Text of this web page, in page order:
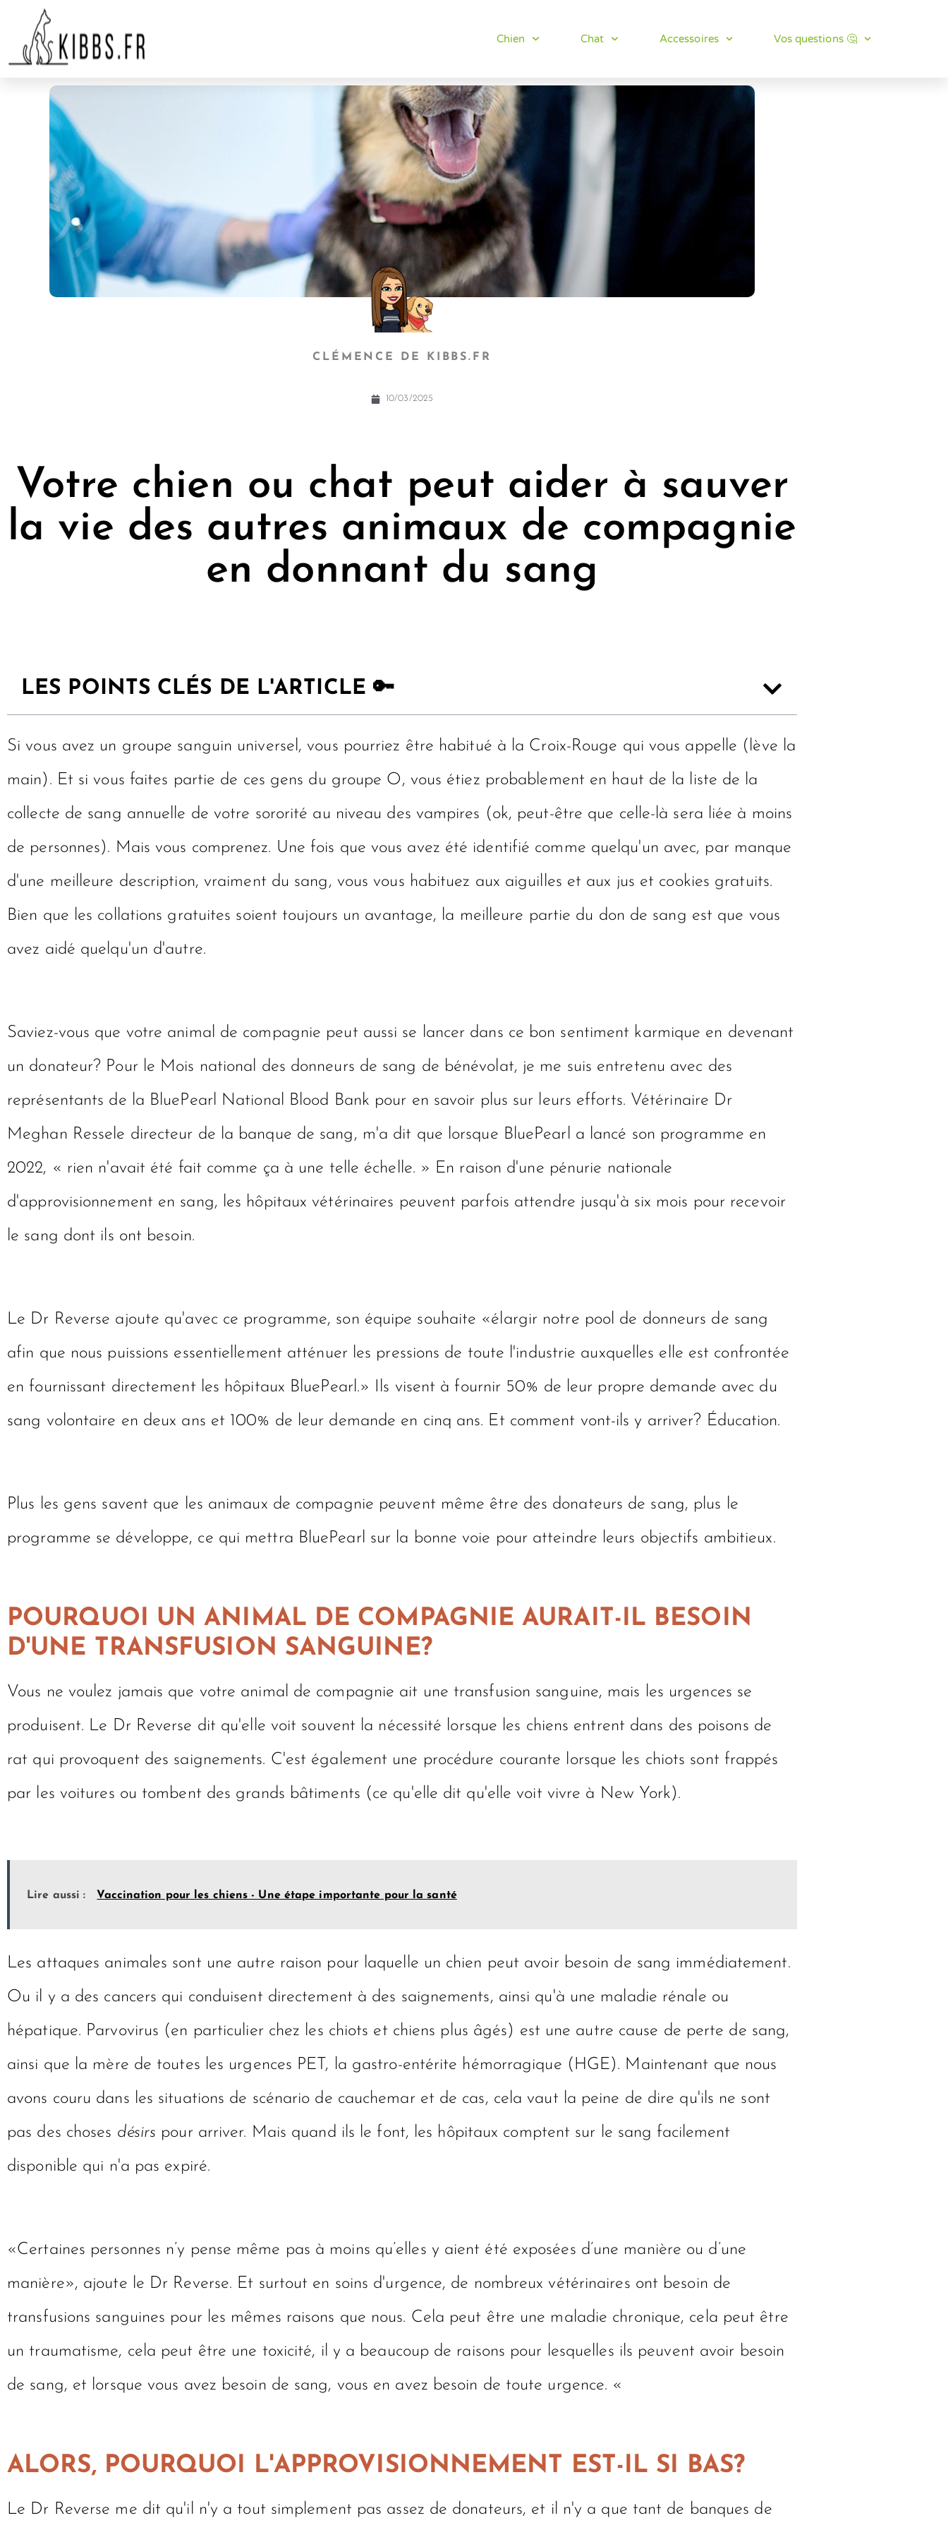
Chien Chat Accessoires Vos questions 🤔
CLÉMENCE DE KIBBS.FR
10/03/2025
Votre chien ou chat peut aider à sauver
la vie des autres animaux de compagnie
en donnant du sang
LES POINTS CLÉS DE L'ARTICLE 🔑
Si vous avez un groupe sanguin universel, vous pourriez être habitué à la Croix-Rouge qui vous appelle (lève la
main). Et si vous faites partie de ces gens du groupe O, vous étiez probablement en haut de la liste de la
collecte de sang annuelle de votre sororité au niveau des vampires (ok, peut-être que celle-là sera liée à moins
de personnes). Mais vous comprenez. Une fois que vous avez été identifié comme quelqu'un avec, par manque
d'une meilleure description, vraiment du sang, vous vous habituez aux aiguilles et aux jus et cookies gratuits.
Bien que les collations gratuites soient toujours un avantage, la meilleure partie du don de sang est que vous
avez aidé quelqu'un d'autre.
Saviez-vous que votre animal de compagnie peut aussi se lancer dans ce bon sentiment karmique en devenant
un donateur? Pour le Mois national des donneurs de sang de bénévolat, je me suis entretenu avec des
représentants de la BluePearl National Blood Bank pour en savoir plus sur leurs efforts. Vétérinaire Dr
Meghan Ressele directeur de la banque de sang, m'a dit que lorsque BluePearl a lancé son programme en
2022, « rien n'avait été fait comme ça à une telle échelle. » En raison d'une pénurie nationale
d'approvisionnement en sang, les hôpitaux vétérinaires peuvent parfois attendre jusqu'à six mois pour recevoir
le sang dont ils ont besoin.
Le Dr Reverse ajoute qu'avec ce programme, son équipe souhaite «élargir notre pool de donneurs de sang
afin que nous puissions essentiellement atténuer les pressions de toute l'industrie auxquelles elle est confrontée
en fournissant directement les hôpitaux BluePearl.» Ils visent à fournir 50% de leur propre demande avec du
sang volontaire en deux ans et 100% de leur demande en cinq ans. Et comment vont-ils y arriver? Éducation.
Plus les gens savent que les animaux de compagnie peuvent même être des donateurs de sang, plus le
programme se développe, ce qui mettra BluePearl sur la bonne voie pour atteindre leurs objectifs ambitieux.
POURQUOI UN ANIMAL DE COMPAGNIE AURAIT-IL BESOIN
D'UNE TRANSFUSION SANGUINE?
Vous ne voulez jamais que votre animal de compagnie ait une transfusion sanguine, mais les urgences se
produisent. Le Dr Reverse dit qu'elle voit souvent la nécessité lorsque les chiens entrent dans des poisons de
rat qui provoquent des saignements. C'est également une procédure courante lorsque les chiots sont frappés
par les voitures ou tombent des grands bâtiments (ce qu'elle dit qu'elle voit vivre à New York).
Lire aussi : Vaccination pour les chiens - Une étape importante pour la santé
Les attaques animales sont une autre raison pour laquelle un chien peut avoir besoin de sang immédiatement.
Ou il y a des cancers qui conduisent directement à des saignements, ainsi qu'à une maladie rénale ou
hépatique. Parvovirus (en particulier chez les chiots et chiens plus âgés) est une autre cause de perte de sang,
ainsi que la mère de toutes les urgences PET, la gastro-entérite hémorragique (HGE). Maintenant que nous
avons couru dans les situations de scénario de cauchemar et de cas, cela vaut la peine de dire qu'ils ne sont
pas des choses désirs pour arriver. Mais quand ils le font, les hôpitaux comptent sur le sang facilement
disponible qui n'a pas expiré.
«Certaines personnes n’y pense même pas à moins qu’elles y aient été exposées d’une manière ou d’une
manière», ajoute le Dr Reverse. Et surtout en soins d'urgence, de nombreux vétérinaires ont besoin de
transfusions sanguines pour les mêmes raisons que nous. Cela peut être une maladie chronique, cela peut être
un traumatisme, cela peut être une toxicité, il y a beaucoup de raisons pour lesquelles ils peuvent avoir besoin
de sang, et lorsque vous avez besoin de sang, vous en avez besoin de toute urgence. «
ALORS, POURQUOI L'APPROVISIONNEMENT EST-IL SI BAS?
Le Dr Reverse me dit qu'il n'y a tout simplement pas assez de donateurs, et il n'y a que tant de banques de